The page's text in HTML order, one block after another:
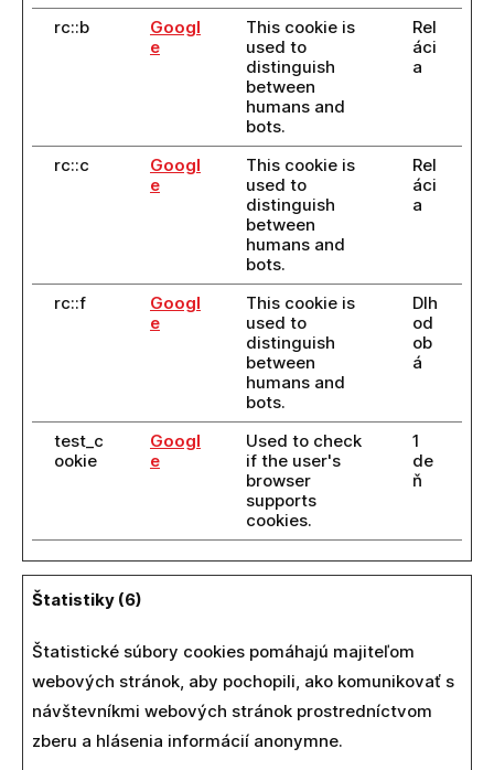
rc::b
Googl
e
This cookie is
used to
distinguish
between
humans and
bots.
Rel
áci
a
rc::c
Googl
e
This cookie is
used to
distinguish
between
humans and
bots.
Rel
áci
a
rc::f
Googl
e
This cookie is
used to
distinguish
between
humans and
bots.
Dlh
od
ob
á
test_c
ookie
Googl
e
Used to check
if the user's
browser
supports
cookies.
1
de
ň
Štatistiky (6)
Štatistické súbory cookies pomáhajú majiteľom
webových stránok, aby pochopili, ako komunikovať s
návštevníkmi webových stránok prostredníctvom
zberu a hlásenia informácií anonymne.